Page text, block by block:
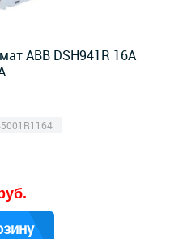
ABB DSH941R 16А